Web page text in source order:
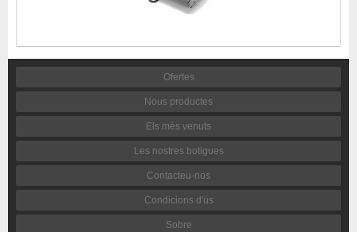
Ofertes
Nous productes
Els més venuts
Les nostres botigues
Contacteu-nos
Condicions d'ús
Sobre